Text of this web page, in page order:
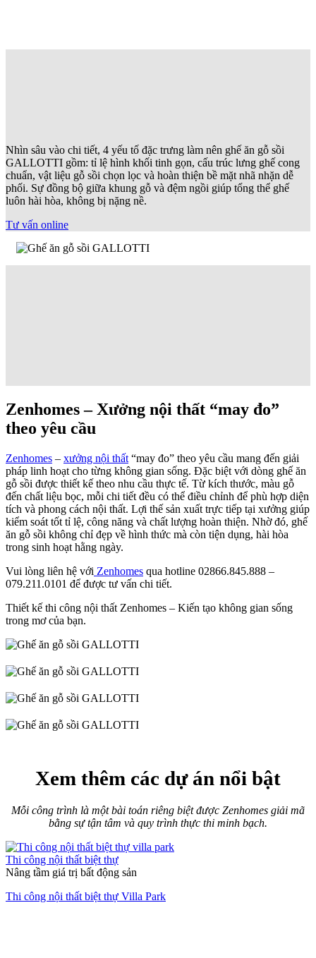
Nhìn sâu vào chi tiết, 4 yếu tố đặc trưng làm nên ghế ăn gỗ sồi
GALLOTTI gồm: tỉ lệ hình khối tinh gọn, cấu trúc lưng ghế cong
chuẩn, vật liệu gỗ sồi chọn lọc và hoàn thiện bề mặt nhã nhặn dễ
phối. Sự đồng bộ giữa khung gỗ và đệm ngồi giúp tổng thể ghế
luôn hài hòa, không bị nặng nề.
Tư vấn online
Zenhomes – Xưởng nội thất “may đo”
theo yêu cầu
Zenhomes – xưởng nội thất “may đo” theo yêu cầu mang đến giải
pháp linh hoạt cho từng không gian sống. Đặc biệt với dòng ghế ăn
gỗ sồi được thiết kế theo nhu cầu thực tế. Từ kích thước, màu gỗ
đến chất liệu bọc, mỗi chi tiết đều có thể điều chỉnh để phù hợp diện
tích và phong cách nội thất. Lợi thế sản xuất trực tiếp tại xưởng giúp
kiểm soát tốt tỉ lệ, công năng và chất lượng hoàn thiện. Nhờ đó, ghế
ăn gỗ sồi không chỉ đẹp về hình thức mà còn tiện dụng, hài hòa
trong sinh hoạt hằng ngày.
Vui lòng liên hệ với Zenhomes qua hotline 02866.845.888 –
079.211.0101 để được tư vấn chi tiết.
Thiết kế thi công nội thất Zenhomes – Kiến tạo không gian sống
trong mơ của bạn.
Xem thêm các dự án nổi bật
Mỗi công trình là một bài toán riêng biệt được Zenhomes giải mã
bằng sự tận tâm và quy trình thực thi minh bạch.
Thi công nội thất biệt thự
Nâng tầm giá trị bất động sản
Thi công nội thất biệt thự Villa Park